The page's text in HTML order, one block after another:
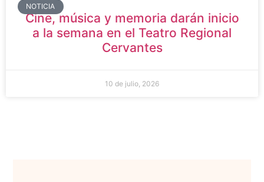
NOTICIA
Cine, música y memoria darán inicio
a la semana en el Teatro Regional
Cervantes
10 de julio, 2026